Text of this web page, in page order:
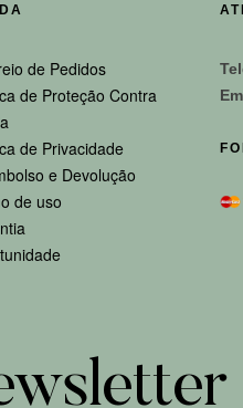
de Pedidos
de Proteção Contra
de Privacidade
e Devolução
de uso